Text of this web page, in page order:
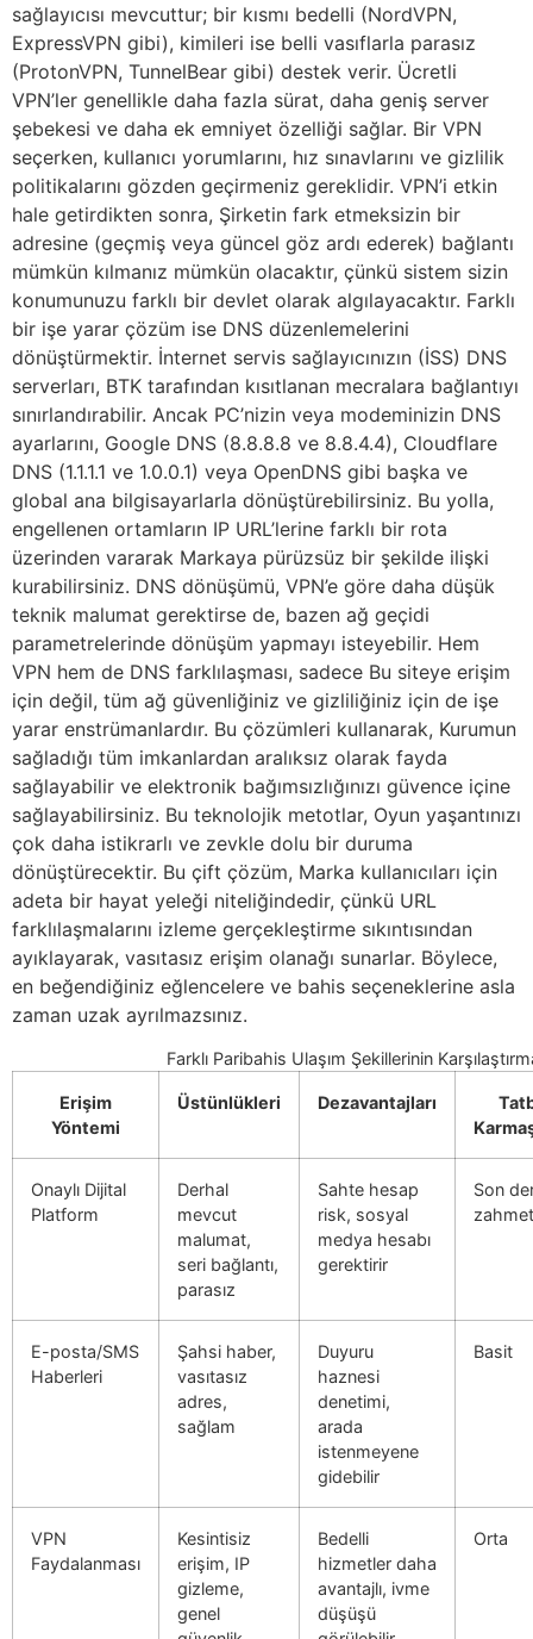
sağlayıcısı mevcuttur; bir kısmı bedelli (NordVPN,
ExpressVPN gibi), kimileri ise belli vasıflarla parasız
(ProtonVPN, TunnelBear gibi) destek verir. Ücretli
VPN’ler genellikle daha fazla sürat, daha geniş server
şebekesi ve daha ek emniyet özelliği sağlar. Bir VPN
seçerken, kullanıcı yorumlarını, hız sınavlarını ve gizlilik
politikalarını gözden geçirmeniz gereklidir. VPN’i etkin
hale getirdikten sonra, Şirketin fark etmeksizin bir
adresine (geçmiş veya güncel göz ardı ederek) bağlantı
mümkün kılmanız mümkün olacaktır, çünkü sistem sizin
konumunuzu farklı bir devlet olarak algılayacaktır. Farklı
bir işe yarar çözüm ise DNS düzenlemelerini
dönüştürmektir. İnternet servis sağlayıcınızın (İSS) DNS
serverları, BTK tarafından kısıtlanan mecralara bağlantıyı
sınırlandırabilir. Ancak PC’nizin veya modeminizin DNS
ayarlarını, Google DNS (8.8.8.8 ve 8.8.4.4), Cloudflare
DNS (1.1.1.1 ve 1.0.0.1) veya OpenDNS gibi başka ve
global ana bilgisayarlarla dönüştürebilirsiniz. Bu yolla,
engellenen ortamların IP URL’lerine farklı bir rota
üzerinden vararak Markaya pürüzsüz bir şekilde ilişki
kurabilirsiniz. DNS dönüşümü, VPN’e göre daha düşük
teknik malumat gerektirse de, bazen ağ geçidi
parametrelerinde dönüşüm yapmayı isteyebilir. Hem
VPN hem de DNS farklılaşması, sadece Bu siteye erişim
için değil, tüm ağ güvenliğiniz ve gizliliğiniz için de işe
yarar enstrümanlardır. Bu çözümleri kullanarak, Kurumun
sağladığı tüm imkanlardan aralıksız olarak fayda
sağlayabilir ve elektronik bağımsızlığınızı güvence içine
sağlayabilirsiniz. Bu teknolojik metotlar, Oyun yaşantınızı
çok daha istikrarlı ve zevkle dolu bir duruma
dönüştürecektir. Bu çift çözüm, Marka kullanıcıları için
adeta bir hayat yeleği niteliğindedir, çünkü URL
farklılaşmalarını izleme gerçekleştirme sıkıntısından
ayıklayarak, vasıtasız erişim olanağı sunarlar. Böylece,
en beğendiğiniz eğlencelere ve bahis seçeneklerine asla
zaman uzak ayrılmazsınız.
Farklı Paribahis Ulaşım Şekillerinin
Erişim
Yöntemi
Üstünlükleri Dezavantajları
Onaylı Dijital
Platform
Derhal
mevcut
malumat,
seri bağlantı,
parasız
Sahte hesap
risk, sosyal
medya hesabı
gerektirir
Son
E-posta/SMS
Haberleri
Şahsi haber,
vasıtasız
adres,
sağlam
Duyuru
haznesi
denetimi,
arada
istenmeyene
gidebilir
Basit
VPN
Faydalanması
Kesintisiz
erişim, IP
gizleme,
genel
Bedelli
hizmetler daha
avantajlı, ivme
düşüşü
Orta